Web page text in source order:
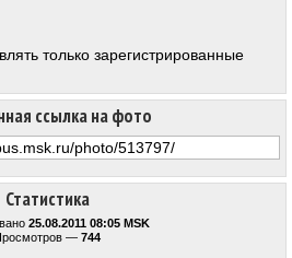
Статистика
25.08.2011 08:05 MSK
— 744
ссылка на фото
только зарегистрированные